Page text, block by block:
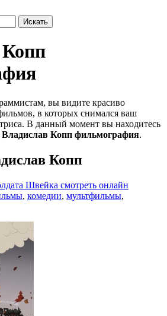
вы видите красиво
в которых снимался ваш
В данный момент вы находитесь
Владислав Копп фильмография.
Копп
Швейка смотреть онлайн
, комедии, мультфильмы,